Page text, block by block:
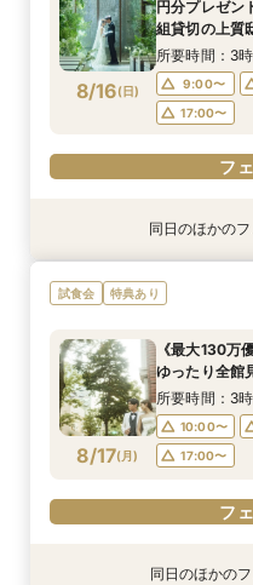
8/15( 土)
監修*試食付
9:00〜
17:00〜
フ
8/15( 土)
17:00〜
フ
8/15( 土)
17:00〜
フ
8/15( 土)
17:00〜
フ
8/16(日)
円分プレゼン
組貸切の上質
所要時間：3
9:00〜
17:00〜
フ
特典あり
8/16(日)
短期間でも理
付フェア
9:00〜
17:00〜
フ
特典あり
8/16(日)
【30名様以下
貸切に！全天
お食事会場な
感
所要時間：3
17:00〜
フ
特典あり
8/16(日)
【料理重視◎
む”フルコース
9:00〜
17:00〜
フ
同日のほかのフ
試食会 特典あり
8/17(月)
《最大130万
ゆったり全館
所要時間：3
10:00〜
17:00〜
フ
特典あり同日のほかのフ